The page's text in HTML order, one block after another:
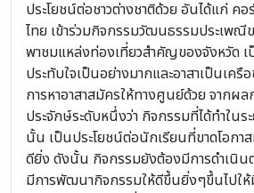
ประโยชน์ต่อชาวต่างชาติด้วย อันได้แก่ คอ
ไทย เข้าร่วมกิจกรรมวัฒนธรรมประเพณี
พาชมแหล่งท่องเที่ยวสำคัญของจังหวัด
ประทับใจเป็นอย่างมากและอาสาเป็นเครื
การหาอาสาสมัครให้ทางศูนย์ด้วย จากผ
ประจักษ์ระดับหนึ่งว่า กิจกรรมที่ได้ทำในร
นั้น เป็นประโยชน์ต่อนักเรียนที่ขาดโอกา
ดียิ่ง ดังนั้น กิจกรรมยังต้องมีการดำเนิน
มีการพัฒนากิจกรรมให้ดีขึ้นยิ่งๆขึ้นไปใ